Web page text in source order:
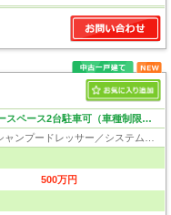
武蔵高萩駅徒歩17分/南東側公道につき陽当良好/カースペース2台駐車可（車種制限有）
東京電力／公営水道／プロパン（個別）／下水／シャンプードレッサー／システムキッチン／フローリング
500万円